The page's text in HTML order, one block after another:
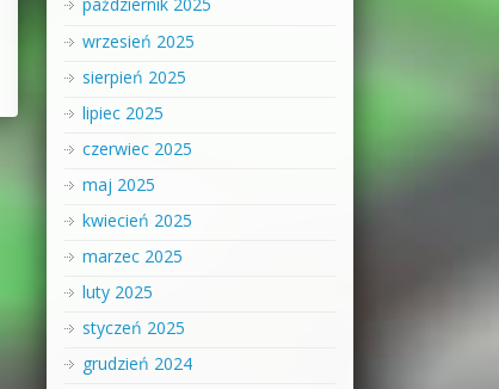
październik 2025
wrzesień 2025
sierpień 2025
lipiec 2025
czerwiec 2025
maj 2025
kwiecień 2025
marzec 2025
luty 2025
styczeń 2025
grudzień 2024